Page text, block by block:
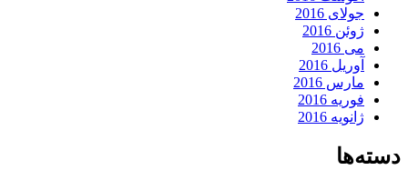
جولای 2016
ژوئن 2016
می 2016
آوریل 2016
مارس 2016
فوریه 2016
ژانویه 2016
دسته‌ها